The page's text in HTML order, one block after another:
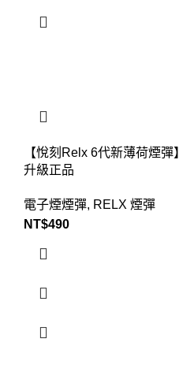
【悅刻Relx 6代新薄荷煙彈
升級正品
電子煙煙彈, RELX 煙彈
NT$490